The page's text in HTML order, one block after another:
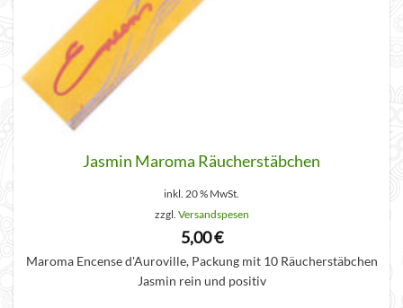
Jasmin Maroma Räucherstäbchen
inkl. 20 % MwSt.
zzgl. Versandspesen
5,00€
Maroma Encense d'Auroville, Packung mit 10 Räucherstäbchen
Jasmin rein und positiv